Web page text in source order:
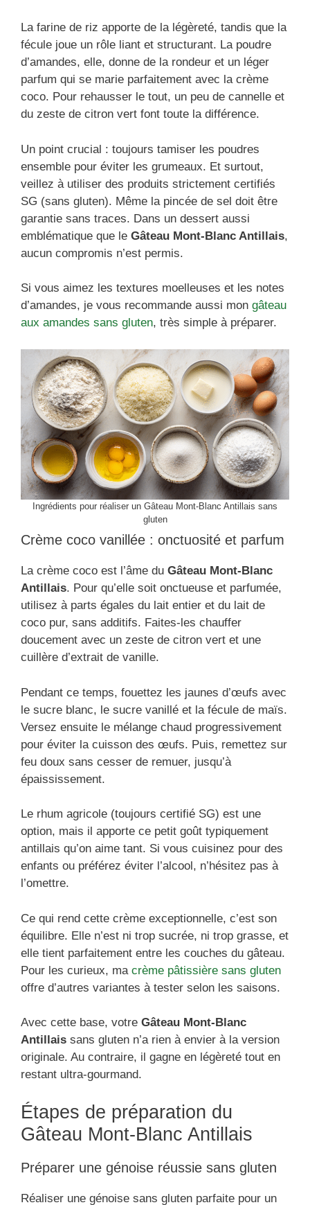
La farine de riz apporte de la légèreté, tandis que la
fécule joue un rôle liant et structurant. La poudre
d’amandes, elle, donne de la rondeur et un léger
parfum qui se marie parfaitement avec la crème
coco. Pour rehausser le tout, un peu de cannelle et
du zeste de citron vert font toute la différence.
Un point crucial : toujours tamiser les poudres
ensemble pour éviter les grumeaux. Et surtout,
veillez à utiliser des produits strictement certifiés
SG (sans gluten). Même la pincée de sel doit être
garantie sans traces. Dans un dessert aussi
emblématique que le Gâteau Mont-Blanc Antillais,
aucun compromis n’est permis.
Si vous aimez les textures moelleuses et les notes
d’amandes, je vous recommande aussi mon gâteau
aux amandes sans gluten, très simple à préparer.
Ingrédients pour réaliser un Gâteau Mont-Blanc Antillais sans
gluten
Crème coco vanillée : onctuosité et parfum
La crème coco est l’âme du Gâteau Mont-Blanc
Antillais. Pour qu’elle soit onctueuse et parfumée,
utilisez à parts égales du lait entier et du lait de
coco pur, sans additifs. Faites-les chauffer
doucement avec un zeste de citron vert et une
cuillère d’extrait de vanille.
Pendant ce temps, fouettez les jaunes d’œufs avec
le sucre blanc, le sucre vanillé et la fécule de maïs.
Versez ensuite le mélange chaud progressivement
pour éviter la cuisson des œufs. Puis, remettez sur
feu doux sans cesser de remuer, jusqu’à
épaississement.
Le rhum agricole (toujours certifié SG) est une
option, mais il apporte ce petit goût typiquement
antillais qu’on aime tant. Si vous cuisinez pour des
enfants ou préférez éviter l’alcool, n’hésitez pas à
l’omettre.
Ce qui rend cette crème exceptionnelle, c’est son
équilibre. Elle n’est ni trop sucrée, ni trop grasse, et
elle tient parfaitement entre les couches du gâteau.
Pour les curieux, ma crème pâtissière sans gluten
offre d’autres variantes à tester selon les saisons.
Avec cette base, votre Gâteau Mont-Blanc
Antillais sans gluten n’a rien à envier à la version
originale. Au contraire, il gagne en légèreté tout en
restant ultra-gourmand.
Étapes de préparation du
Gâteau Mont-Blanc Antillais
Préparer une génoise réussie sans gluten
Réaliser une génoise sans gluten parfaite pour un